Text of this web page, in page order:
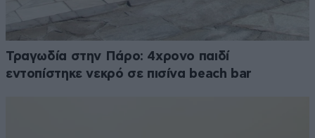
Τραγωδία στην Πάρο: 4χρονο παιδί
εντοπίστηκε νεκρό σε πισίνα beach bar